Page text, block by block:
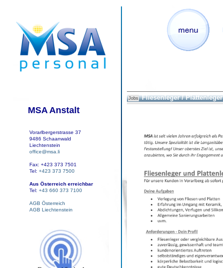
MSA Anstalt
Vorarlbergerstrasse 37
9486 Schaanwald
Liechtenstein
office@msa.li
Fax: +423 373 7501
Tel: +423 373 7500
Aus Österreich erreichbar
Tel: +43 660 373 7100
AGB Österreich
AGB Liechtenstein
Jobs Fliesenleger / Plattenleger